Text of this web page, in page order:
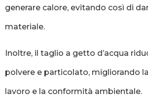
generare calore, evitando così di
materiale.
Inoltre, il taglio a getto d’acqua
polvere e particolato, migliorando
lavoro e la conformità ambientale.